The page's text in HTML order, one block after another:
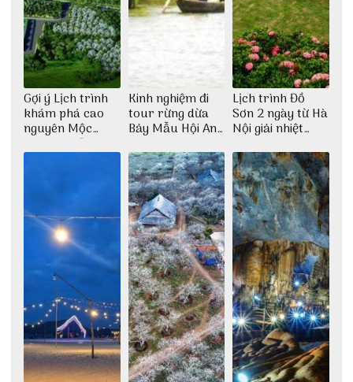
Gợi ý Lịch trình
khám phá cao
nguyên Mộc
Châu 2N1Đ cực
chi tiết
Kinh nghiệm đi
tour rừng dừa
Bảy Mẫu Hội An
Lịch trình Đồ
Sơn 2 ngày từ Hà
Nội giải nhiệt